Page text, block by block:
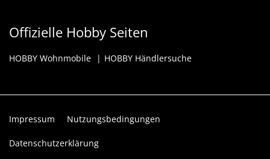
Offizielle Hobby Seiten
HOBBY Wohnmobile HOBBY Händlersuche
Impressum Nutzungsbedingungen
Datenschutzerklärung